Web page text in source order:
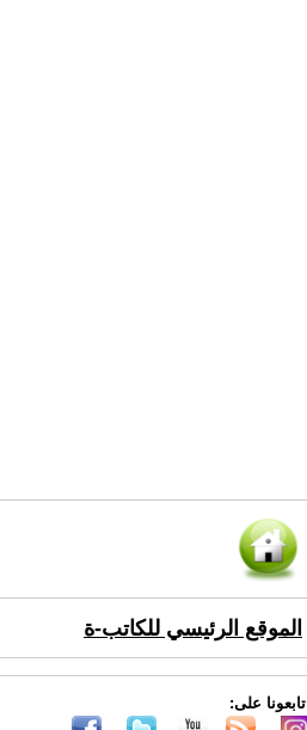
الموقع الرئيسي للكاتب-ة
تابعونا على: